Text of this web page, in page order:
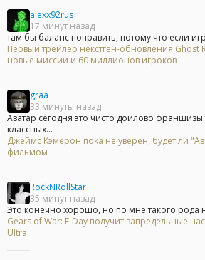
alexx92rus
17 минут назад
там бы баланс поправить, потому что если
Первый трейлер некстген-обновления Ghost
новые миссии и 60 миллионов игроков
graa
33 минуты назад
Аватар сегодня это чисто доилово
классных...
Джеймс Кэмерон пока не уверен, будет ли
фильмом
RockNRollStar
35 минут назад
Это конечно хорошо, но по мне такого рода
Gears of War: E-Day получит запредельные
Ultra